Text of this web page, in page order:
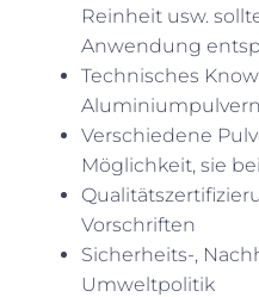
Reinheit usw.
Anwendung
Technisches
Aluminiumpulvern
Verschiedene
Möglichkeit, sie
Vorschriften
Sicherheits-,
Umweltpolitik